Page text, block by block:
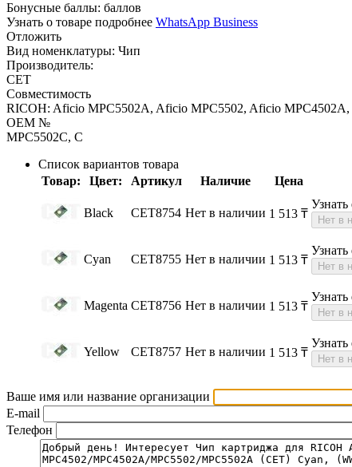
Бонусные баллы: баллов
Узнать о товаре подробнее WhatsApp Business
Отложить
Вид номенклатуры: Чип
Производитель:
CET
Совместимость
RICOH: Aficio MPC5502A, Aficio MPC5502, Aficio
OEM №
MPC5502C, C
Список вариантов товара
Товар:
Цвет: Артикул Наличие Цена
Black CET8754 Нет в наличии 1 513 ₸
Узнать
Нет в
Cyan CET8755 Нет в наличии 1 513 ₸
Узнать
Нет в
Magenta CET8756 Нет в наличии 1 513 ₸
Узнать
Нет в
Yellow CET8757 Нет в наличии 1 513 ₸
Узнать
Нет в
Ваше имя или название организации
E-mail
Телефон